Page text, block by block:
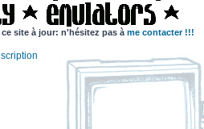
site à jour: n'hésitez pas à me contacter !!!